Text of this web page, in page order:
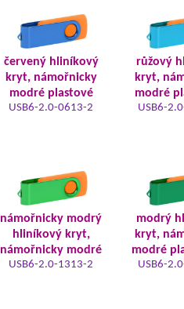
červený hliníkový
kryt, námořnicky
modré plastové
USB6-2.0-0613-2
růžový
kryt,
modré
USB6-
námořnicky modrý
hliníkový kryt,
námořnicky modré
USB6-2.0-1313-2
modrý
kryt,
modré
USB6-